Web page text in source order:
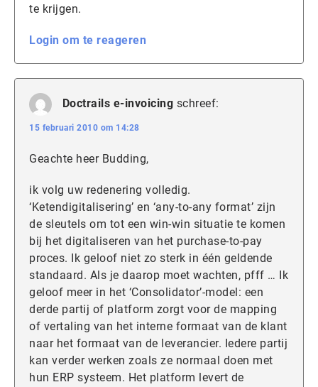
te krijgen.
Login om te reageren
Doctrails e-invoicing schreef:
15 februari 2010 om 14:28
Geachte heer Budding,
ik volg uw redenering volledig.
‘Ketendigitalisering’ en ‘any-to-any format’ zijn
de sleutels om tot een win-win situatie te komen
bij het digitaliseren van het purchase-to-pay
proces. Ik geloof niet zo sterk in één geldende
standaard. Als je daarop moet wachten, pfff … Ik
geloof meer in het ‘Consolidator’-model: een
derde partij of platform zorgt voor de mapping
of vertaling van het interne formaat van de klant
naar het formaat van de leverancier. Iedere partij
kan verder werken zoals ze normaal doen met
hun ERP systeem. Het platform levert de